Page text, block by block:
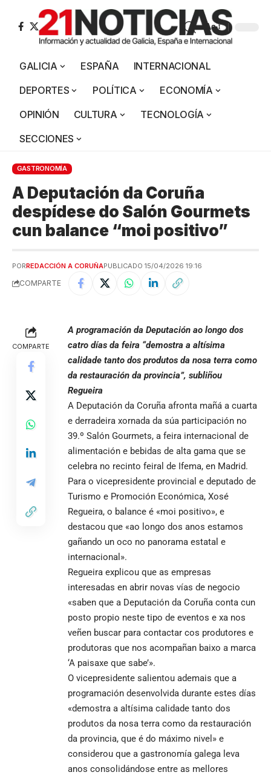
Aa
GALICIA ESPAÑA
INTERNACIONAL
DEPORTES
POLÍTICA
ECONOMÍA
OPINIÓN
CULTURA
TECNOLOGÍA
SECCIONES
GASTRONOMÍA
A Deputación da Coruña
despídese do Salón Gourmets
cun balance “moi positivo”
PORREDACCIÓN A CORUÑAPUBLICADO 15/04/2026 19:16
COMPARTE
COMPARTE
A programación da Deputación ao longo dos
catro días da feira “demostra a altísima
calidade tanto dos produtos da nosa terra como
da restauración da provincia”, subliñou
Regueira
A Deputación da Coruña afronta mañá a cuarta
e derradeira xornada da súa participación no
39.º Salón Gourmets, a feira internacional de
alimentación e bebidas de alta gama que se
celebra no recinto feiral de Ifema, en Madrid.
Para o vicepresidente provincial e deputado de
Turismo e Promoción Económica, Xosé
Regueira, o balance é «moi positivo», e
destacou que «ao longo dos anos estamos
gañando un oco no panorama estatal e
internacional».
Regueira explicou que as empresas
interesadas en abrir novas vías de negocio
«saben que a Deputación da Coruña conta cun
posto propio neste tipo de eventos e xa nos
veñen buscar para contactar cos produtores e
produtoras que nos acompañan baixo a marca
‘A paisaxe que sabe’».
O vicepresidente salientou ademais que a
programación desenvolvida durante estes días
«demostra a altísima calidade tanto dos
produtos da nosa terra como da restauración
da provincia, que é do máximo nivel» e
considerou que a gastronomía galega leva
anos consolidándose entre as mellores